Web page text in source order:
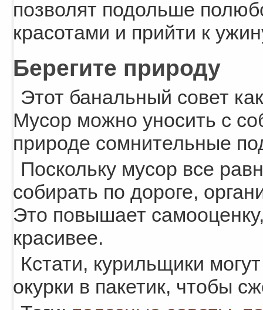
позволят подольше
красотами и прийти к
Берегите природу
Этот банальный совет
Мусор можно уносить с
природе сомнительные
Поскольку мусор все
собирать по дороге,
Это повышает
красивее.
Кстати, курильщики
окурки в пакетик, чтобы